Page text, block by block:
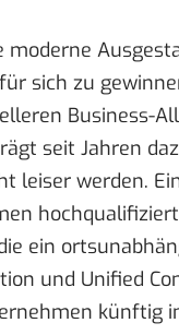
moderne
sich zu
Business-
seit Jahren
leiser werden.
ein
und Unified
künftig